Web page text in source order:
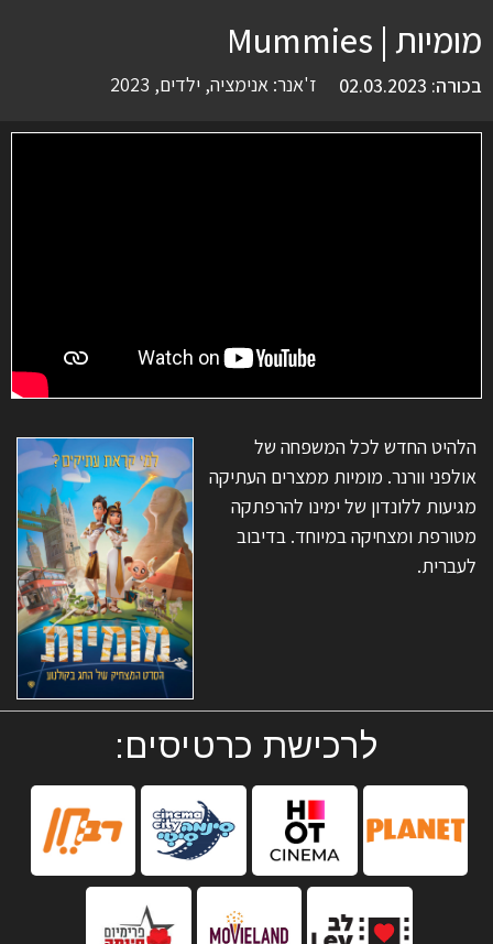
מומיות | Mummies
בכורה: 02.03.2023 ז'אנר: אנימציה, ילדים,
2023
הלהיט החדש לכל המשפחה של
אולפני וורנר. מומיות ממצרים העתיקה
מגיעות ללונדון של ימינו להרפתקה
מטורפת ומצחיקה במיוחד. בדיבוב
לעברית.
לרכישת כרטיסים: